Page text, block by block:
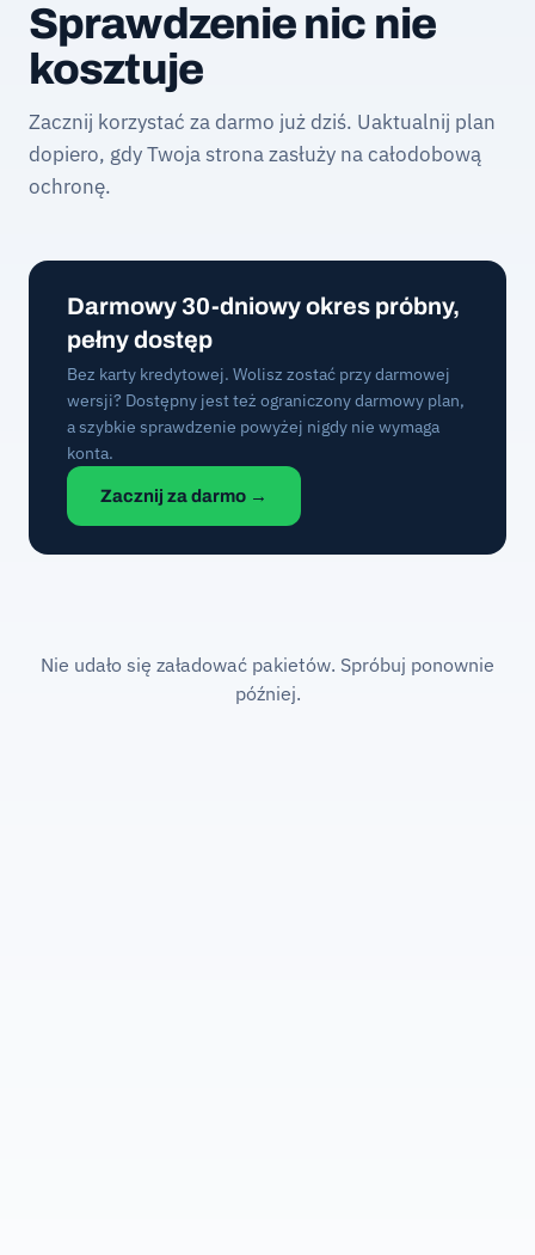
Sprawdzenie nic nie
kosztuje
Zacznij korzystać za darmo już dziś. Uaktualnij plan
dopiero, gdy Twoja strona zasłuży na całodobową
ochronę.
Darmowy 30-dniowy okres próbny,
pełny dostęp
Bez karty kredytowej. Wolisz zostać przy darmowej
wersji? Dostępny jest też ograniczony darmowy plan,
a szybkie sprawdzenie powyżej nigdy nie wymaga
konta.
Zacznij za darmo →
Nie udało się załadować pakietów. Spróbuj ponownie
później.